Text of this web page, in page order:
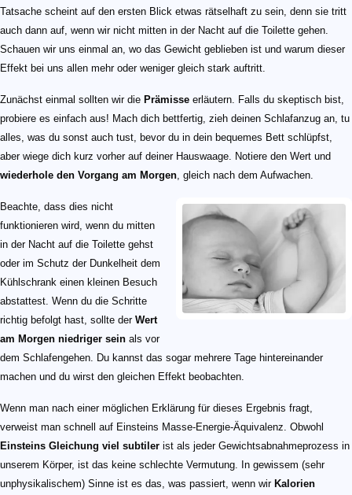
Tatsache scheint auf den ersten Blick etwas rätselhaft zu sein, denn sie tritt
auch dann auf, wenn wir nicht mitten in der Nacht auf die Toilette gehen.
Schauen wir uns einmal an, wo das Gewicht geblieben ist und warum dieser
Effekt bei uns allen mehr oder weniger gleich stark auftritt.
Zunächst einmal sollten wir die Prämisse erläutern. Falls du skeptisch bist,
probiere es einfach aus! Mach dich bettfertig, zieh deinen Schlafanzug an, tu
alles, was du sonst auch tust, bevor du in dein bequemes Bett schlüpfst,
aber wiege dich kurz vorher auf deiner Hauswaage. Notiere den Wert und
wiederhole den Vorgang am Morgen, gleich nach dem Aufwachen.
Beachte, dass dies nicht
funktionieren wird, wenn du mitten
in der Nacht auf die Toilette gehst
oder im Schutz der Dunkelheit dem
Kühlschrank einen kleinen Besuch
abstattest. Wenn du die Schritte
richtig befolgt hast, sollte der Wert
am Morgen niedriger sein als vor
dem Schlafengehen. Du kannst das sogar mehrere Tage hintereinander
machen und du wirst den gleichen Effekt beobachten.
Wenn man nach einer möglichen Erklärung für dieses Ergebnis fragt,
verweist man schnell auf Einsteins Masse-Energie-Äquivalenz. Obwohl
Einsteins Gleichung viel subtiler ist als jeder Gewichtsabnahmeprozess in
unserem Körper, ist das keine schlechte Vermutung. In gewissem (sehr
unphysikalischem) Sinne ist es das, was passiert, wenn wir Kalorien